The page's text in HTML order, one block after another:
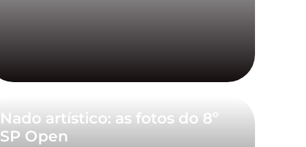
Nado artístico: as fotos do 8º
SP Open